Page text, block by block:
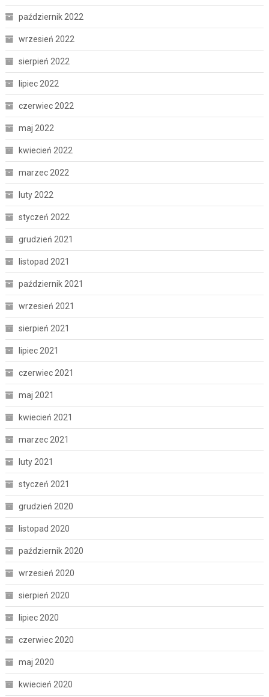
październik 2022
wrzesień 2022
sierpień 2022
lipiec 2022
czerwiec 2022
maj 2022
kwiecień 2022
marzec 2022
luty 2022
styczeń 2022
grudzień 2021
listopad 2021
październik 2021
wrzesień 2021
sierpień 2021
lipiec 2021
czerwiec 2021
maj 2021
kwiecień 2021
marzec 2021
luty 2021
styczeń 2021
grudzień 2020
listopad 2020
październik 2020
wrzesień 2020
sierpień 2020
lipiec 2020
czerwiec 2020
maj 2020
kwiecień 2020